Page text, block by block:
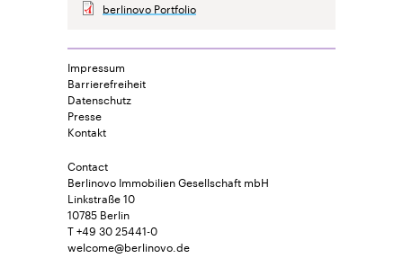
berlinovo Portfolio
Impressum
Barrierefreiheit
Datenschutz
Presse
Kontakt
Contact
Berlinovo Immobilien Gesellschaft mbH
Linkstraße 10
10785 Berlin
T +49 30 25441-0
welcome@berlinovo.de